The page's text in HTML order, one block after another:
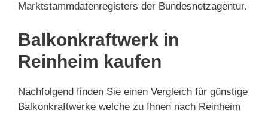
Marktstammdatenregisters der Bundesnetzagentur.
Balkonkraftwerk in
Reinheim kaufen
Nachfolgend finden Sie einen Vergleich für günstige
Balkonkraftwerke welche zu Ihnen nach Reinheim